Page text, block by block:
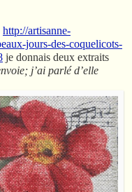
http://artisanne-
jours-des-coquelicots-
je donnais deux extraits
j’ai parlé d’elle